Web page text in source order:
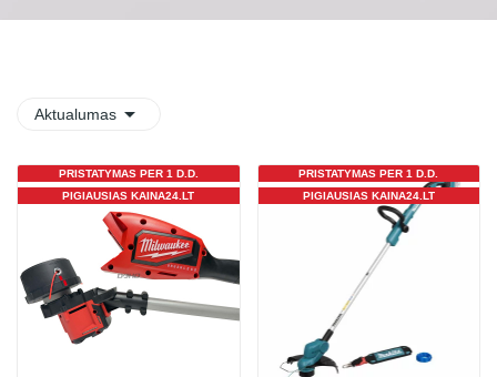
Aktualumas 
PIGIAUSIAS KAINA24.LT
PRISTATYMAS PER 1 D.D.
PIGIAUSIAS KAINA24.LT
PRISTATYMAS PER 1 D.D.